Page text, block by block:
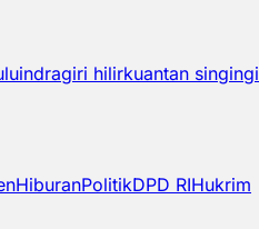
indragiri hilirkuantan singingi
HiburanPolitikDPD RIHukrim